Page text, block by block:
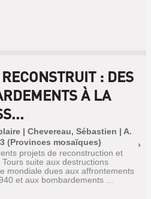
: DES
À LA
| Chevereau, Sébastien | A.
(Provinces mosaïques)
projets de reconstruction et
suite aux destructions
mondiale dues aux affrontements
et aux bombardements ...